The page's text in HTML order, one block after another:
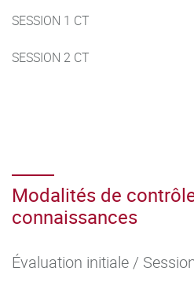
SESSION 1 CT
SESSION 2 CT
Modalités de
connaissances
Évaluation initiale /